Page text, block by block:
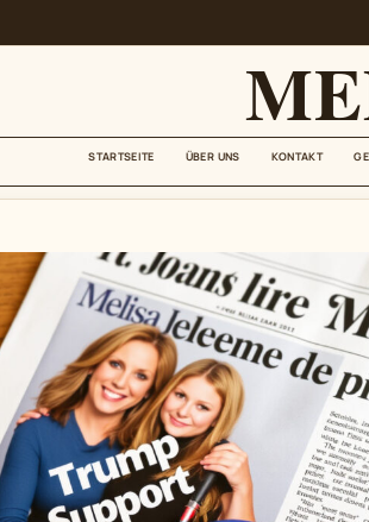
STARTSEITE ÜBER UNS KONTAKT